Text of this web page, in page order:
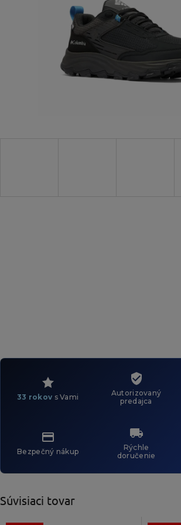
33 rokov s Vami
Autorizovaný
predajca
Bezpečný nákup
Rýchle
doručenie
Súvisiaci tovar